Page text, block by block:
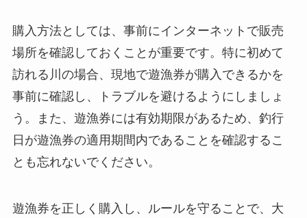
購入方法としては、事前にインターネットで販売
場所を確認しておくことが重要です。特に初めて
訪れる川の場合、現地で遊漁券が購入できるかを
事前に確認し、トラブルを避けるようにしましょ
う。また、遊漁券には有効期限があるため、釣行
日が遊漁券の適用期間内であることを確認するこ
とも忘れないでください。
遊漁券を正しく購入し、ルールを守ることで、大